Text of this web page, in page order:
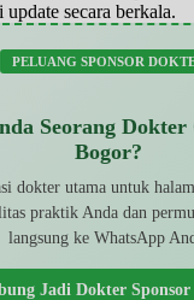
secara berkala.
PELUANG SPONSOR
Seorang
Bogor?
dokter utama untuk
praktik Anda dan
langsung ke WhatsApp
Jadi Dokter Sponsor